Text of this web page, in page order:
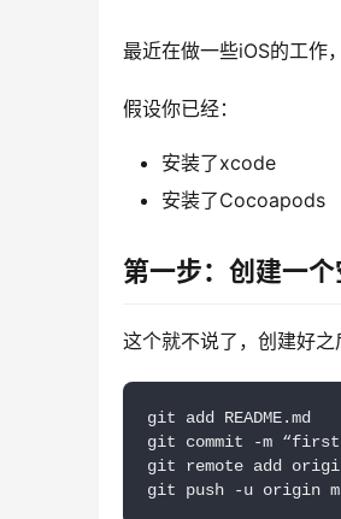
最近在做一些iOS的工作
假设你已经：
安装了xcode
安装了Cocoapods
第一步：创建一
这个就不说了，创建好之
git add README.md
git commit -m “first
git remote add
git push -u origin